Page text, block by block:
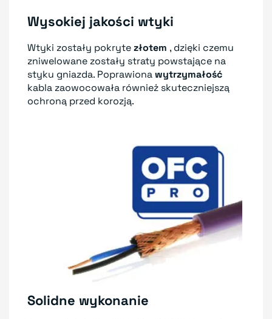
Wysokiej jakości wtyki
Wtyki zostały pokrytezłotem , dzięki czemu
zniwelowane zostały straty powstające na
styku gniazda. Poprawionawytrzymałość
kabla zaowocowała również skuteczniejszą
ochroną przed korozją.
Solidne wykonanie